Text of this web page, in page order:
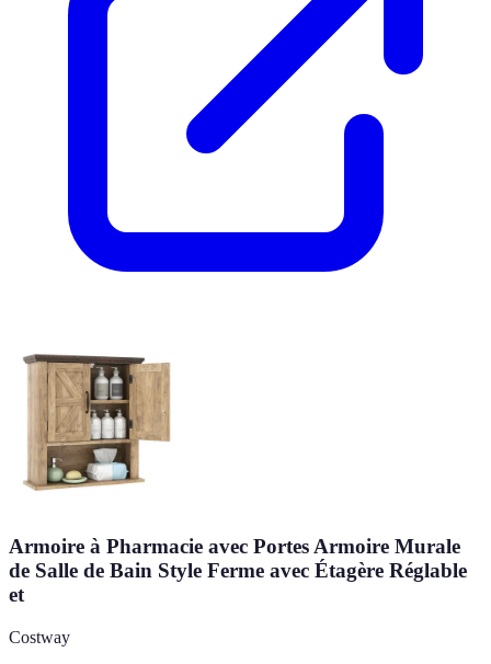
Armoire à Pharmacie avec Portes Armoire Murale
de Salle de Bain Style Ferme avec Étagère Réglable
et
Costway